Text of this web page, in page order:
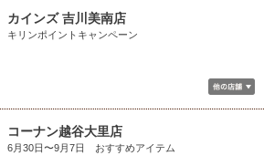
カインズ 吉川美南店
キリンポイントキャンペーン
コーナン越谷大里店
6月30日〜9月7日 おすすめアイテム